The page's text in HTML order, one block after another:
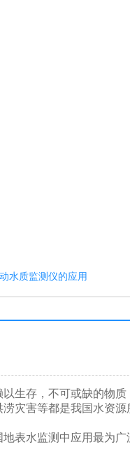
水质监测仪的应用
生存，不可或缺的物
灾害等都是我国水资
表水监测中应用最为